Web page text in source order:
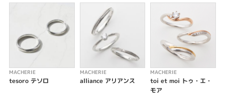
MACHERIE
tesoro テソロ
MACHERIE
alliance アリアンス
MACHERIE
toi et moi トゥ・エ・
モア